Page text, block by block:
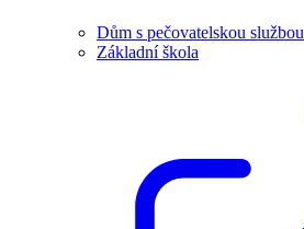
Dům s pečovatelskou službou
Základní škola